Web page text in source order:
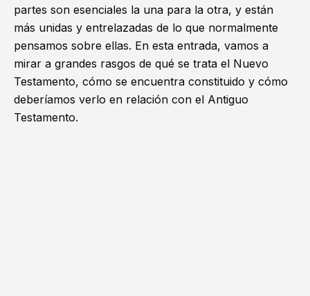
partes son esenciales la una para la otra, y están
más unidas y entrelazadas de lo que normalmente
pensamos sobre ellas. En esta entrada, vamos a
mirar a grandes rasgos de qué se trata el Nuevo
Testamento, cómo se encuentra constituido y cómo
deberíamos verlo en relación con el Antiguo
Testamento.